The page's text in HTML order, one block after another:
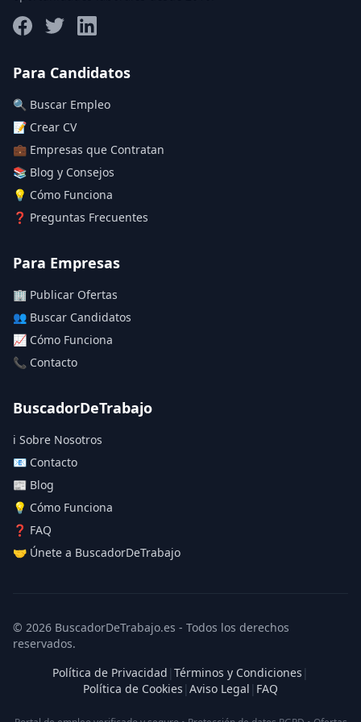
Deja vacío para "sin límite"
Aplicar filtros
Para Candidatos
🔍 Buscar Empleo
📝 Crear CV
💼 Empresas que Contratan
📚 Blog y Consejos
💡 Cómo Funciona
❓ Preguntas Frecuentes
Para Empresas
🏢 Publicar Ofertas
👥 Buscar Candidatos
📈 Cómo Funciona
📞 Contacto
BuscadorDeTrabajo
ℹ️ Sobre Nosotros
📧 Contacto
📰 Blog
💡 Cómo Funciona
❓ FAQ
🤝 Únete a BuscadorDeTrabajo
© 2026 BuscadorDeTrabajo.es - Todos los derechos
reservados.
Política de Privacidad | Términos y Condiciones |
Política de Cookies | Aviso Legal | FAQ